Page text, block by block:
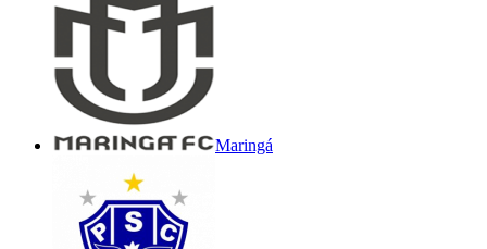
Maringá